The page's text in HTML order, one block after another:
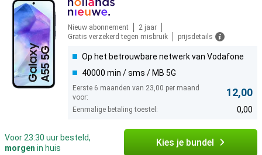
Nieuw abonnement
2 jaar
Gratis verzekerd tegen misbruik
prijsdetails
Op het betrouwbare netwerk van Vodafone
40000 min / sms / MB 5G
Eerste 6 maanden van 23,00 per maand
voor:
12,00
Eenmalige betaling toestel: 0,00
Voor 23:30 uur besteld,
morgen in huis Kies je bundel